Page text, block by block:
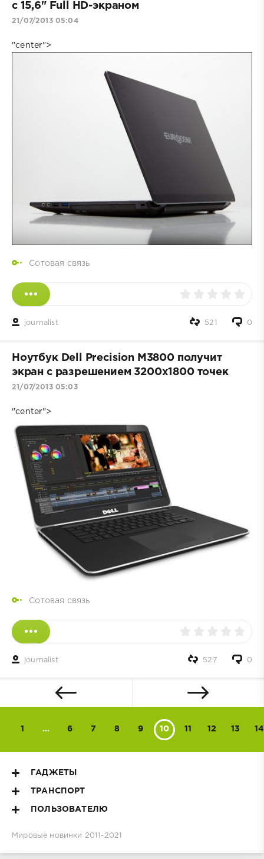
с 15,6" Full HD-экраном
21/07/2013 05:04
"center">
Сотовая связь
journalist 0
521
Ноутбук Dell Precision M3800 получит
экран с разрешением 3200x1800 точек
21/07/2013 05:03
"center">
Сотовая связь
journalist 0
527
1 ... 6 7 8 9 10 11 12 13 14
ГАДЖЕТЫ
ТРАНСПОРТ
ПОЛЬЗОВАТЕЛЮ
Мировые новинки 2011-2021